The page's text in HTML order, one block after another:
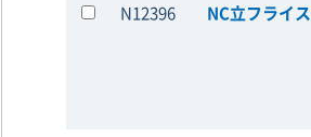
N12396 NC立フライス